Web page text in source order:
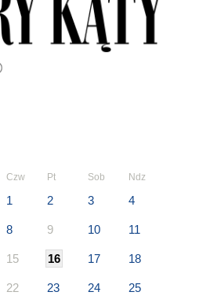
Czw Pt Sob Ndz
1 2 3 4
8 9 10 11
15 16 17 18
22 23 24 25